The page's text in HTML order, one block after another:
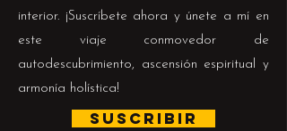
interior. ¡Suscríbete ahora y únete a mí en
este viaje conmovedor de
autodescubrimiento, ascensión espiritual y
armonía holística!
SUSCRIBIR